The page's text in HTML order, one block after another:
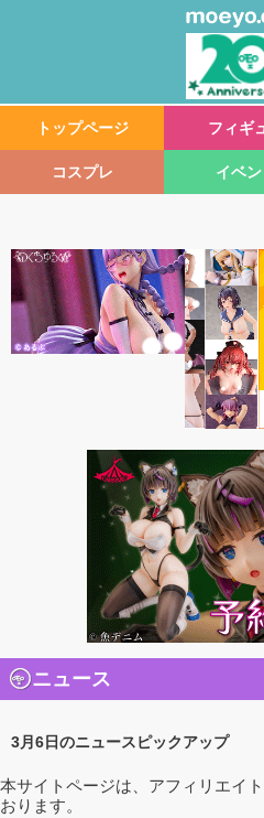
トップページ フィギ
コスプレ イベン
ニュース
3月6日のニュースピックアップ
本サイトページは、アフィリエイ
おります。